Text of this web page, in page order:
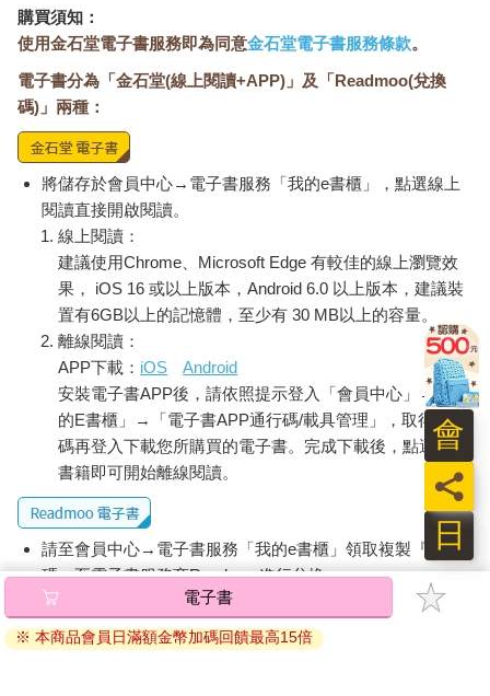
讓我瞧瞧……一打開，首先是撲鼻的木頭香氣，是木片便當盒特
有的氣味，使用的想必是上等木材吧。打開後，滿滿的菜餚映入
眼簾。一眼就能看到各種滷蔬菜：蓮藕、筍片、豌豆莢、小芋
頭，還有照燒魚、煎蛋捲和魚板等。整體看上去一片茶褐色。
──哎呀，真的是一片茶褐色，好「茶」的便當啊。
我先夾起便當盒正中央的竹筍。它是拿竹筍根部較粗的部分輪切
而成。我咬下大半塊。
「好甜！」
這滷菜超甜。但醬油也用得恰到好處，是非常下飯的調味。
至於裝飯的那層，淺紅色的米飯表面，散布著切成小塊的章魚。
把一口章魚飯送進嘴裡，溫潤且恰到好處的鹹味，搭配偏甜的配
菜剛剛好。
接著也試了一口照燒魚。口感緊實且柔嫩，魚肉的鮮甜滋味隨著
咀嚼慢慢滲出。乍看之下只是普通的照燒魚，但味道出奇鮮美。
我不禁好奇：這麼美味的魚，到底是怎麼做出來的？當然，也非
常下飯。仔細看了一下包裝紙，上面寫著「照燒劍旗魚」。原來
是劍旗魚啊。
便當角落放著切成絲，且同樣是茶色的醃菜，夾起來一看，是佃
煮生薑。生薑辛辣夠味，很好吃。
購買須知：
使用金石堂電子書服務即為同意金石堂電子書服務條款。
電子書分為「金石堂(線上閱讀+APP)」及「Readmoo(兌換
碼)」兩種：
將儲存於會員中心→電子書服務「我的e書櫃」，點選線上
閱讀直接開啟閱讀。
線上閱讀：
建議使用Chrome、Microsoft Edge 有較佳的線上瀏覽效
果， iOS 16 或以上版本，Android 6.0 以上版本，建議裝
置有6GB以上的記憶體，至少有 30 MB以上的容量。
離線閱讀：
APP下載： iOS
Android
安裝電子書APP後，請依照提示登入「會員中心」→「我
的E書櫃」→「電子書APP通行碼/載具管理」，取得通行
碼再登入下載您所購買的電子書。完成下載後，點選任一
書籍即可開始離線閱讀。
請至會員中心→電子書服務「我的e書櫃」領取複製『兌換
碼』至電子書服務商Readmoo進行兌換。
退換貨須知：
因版權保護，您在金石堂所購買的電子書僅能以金石堂專屬
電子書
※ 本商品會員日滿額金幣加碼回饋最高15倍
日
員
會